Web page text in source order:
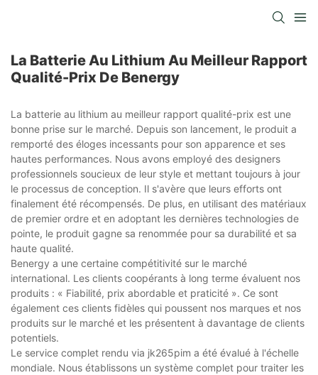
La Batterie Au Lithium Au Meilleur Rapport
Qualité-Prix De Benergy
La batterie au lithium au meilleur rapport qualité-prix est une
bonne prise sur le marché. Depuis son lancement, le produit a
remporté des éloges incessants pour son apparence et ses
hautes performances. Nous avons employé des designers
professionnels soucieux de leur style et mettant toujours à jour
le processus de conception. Il s'avère que leurs efforts ont
finalement été récompensés. De plus, en utilisant des matériaux
de premier ordre et en adoptant les dernières technologies de
pointe, le produit gagne sa renommée pour sa durabilité et sa
haute qualité.
Benergy a une certaine compétitivité sur le marché
international. Les clients coopérants à long terme évaluent nos
produits : « Fiabilité, prix abordable et praticité ». Ce sont
également ces clients fidèles qui poussent nos marques et nos
produits sur le marché et les présentent à davantage de clients
potentiels.
Le service complet rendu via jk265pim a été évalué à l'échelle
mondiale. Nous établissons un système complet pour traiter les